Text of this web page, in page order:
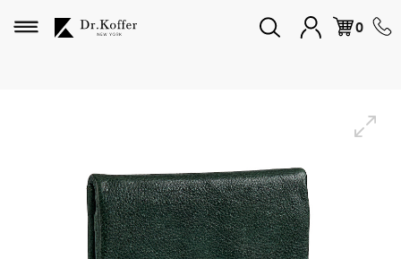
0
Избранное
Мужская коллекция
Женская коллекция